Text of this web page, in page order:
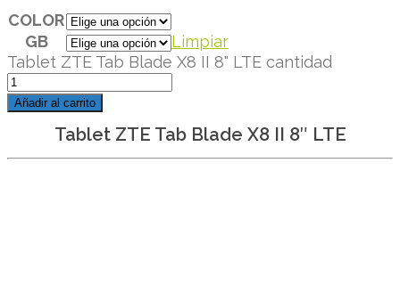
COLOR
GB
Limpiar
Tablet ZTE Tab Blade X8 II 8" LTE cantidad
Añadir al carrito
Tablet ZTE Tab Blade X8 II 8″ LTE